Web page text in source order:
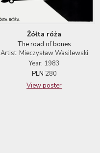
Żółta róża
The road of bones
Artist: Mieczysław Wasilewski
Year: 1983
PLN 280
View poster